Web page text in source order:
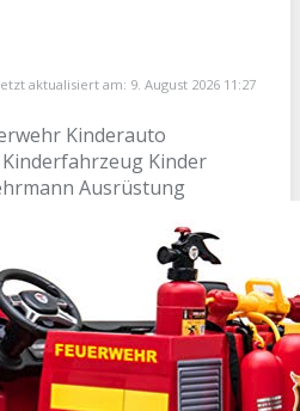
aktualisiert am: 9. August 2026 11:27